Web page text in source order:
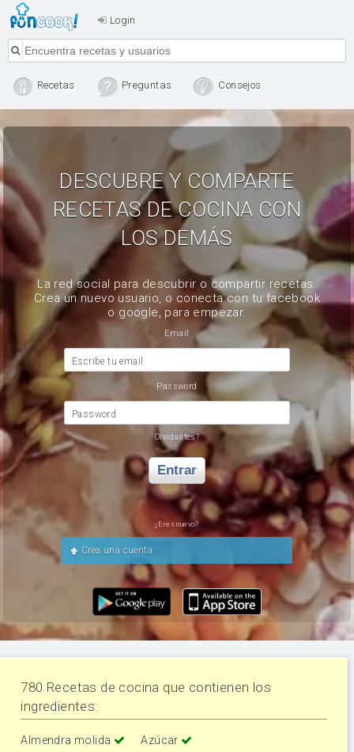
Login
Recetas Preguntas Consejos
DESCUBRE Y COMPARTE
RECETAS DE COCINA CON
LOS DEMÁS
La red social para descubrir o compartir recetas.
Crea un nuevo usuario, o conecta con tu facebook
o google, para empezar.
Email
Escribe tu email
Password
Password
Olvidastes?
Entrar
¿Eres nuevo?
Crea una cuenta
780 Recetas de cocina que contienen los
ingredientes:
Almendra molida
Azúcar